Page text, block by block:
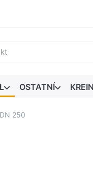
První výsledky se
OSTATNÍ
250